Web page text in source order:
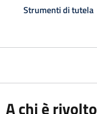
Strumenti di tutela
A chi è rivolto